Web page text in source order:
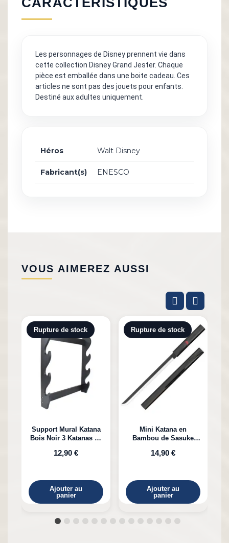
Les personnages de Disney prennent vie dans
cette collection Disney Grand Jester. Chaque
pièce est emballée dans une boite cadeau. Ces
articles ne sont pas des jouets pour enfants.
Destiné aux adultes uniquement.
Héros Walt Disney
Fabricant(s) ENESCO
VOUS AIMEREZ AUSSI
Rupture de stock
Support Mural Katana
Bois Noir 3 Katanas en
12,90 €
Ajouter au
panier
Rupture de stock
Mini Katana en
Bambou de Sasuke
14,90 €
Ajouter au
panier